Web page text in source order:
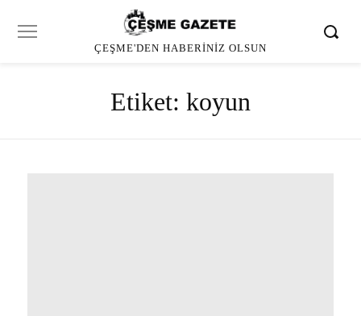
ÇEŞME'DEN HABERINIZ OLSUN
Etiket: koyun